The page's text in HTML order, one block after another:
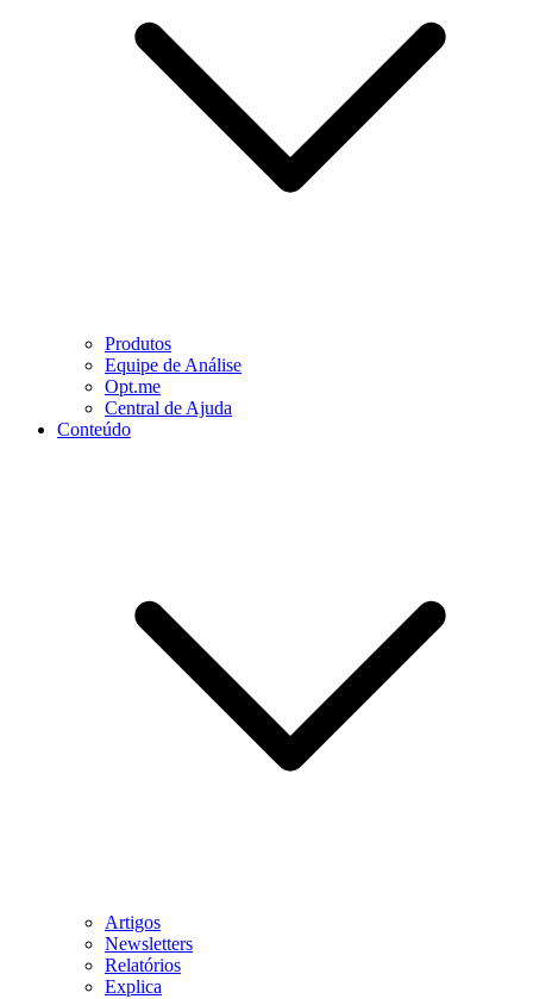
Produtos
Equipe de Análise
Opt.me
Central de Ajuda
Conteúdo
Artigos
Newsletters
Relatórios
Explica